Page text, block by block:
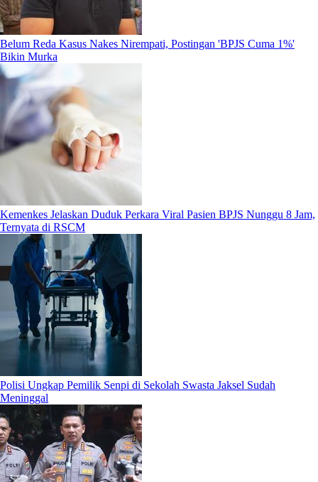
Belum Reda Kasus Nakes Nirempati, Postingan 'BPJS Cuma 1%'
Bikin Murka
Kemenkes Jelaskan Duduk Perkara Viral Pasien BPJS Nunggu 8 Jam,
Ternyata di RSCM
Polisi Ungkap Pemilik Senpi di Sekolah Swasta Jaksel Sudah
Meninggal